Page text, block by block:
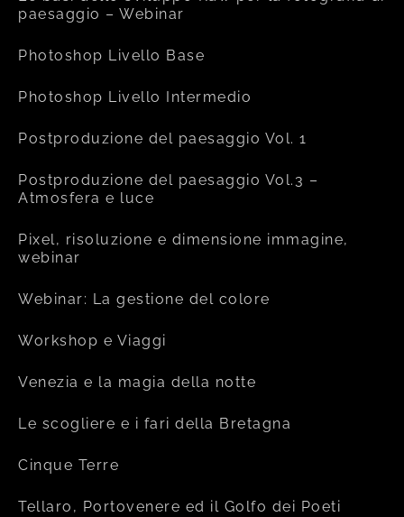
paesaggio – Webinar
Photoshop Livello Base
Photoshop Livello Intermedio
Postproduzione del paesaggio Vol. 1
Postproduzione del paesaggio Vol.3 –
Atmosfera e luce
Pixel, risoluzione e dimensione immagine,
webinar
Webinar: La gestione del colore
Workshop e Viaggi
Venezia e la magia della notte
Le scogliere e i fari della Bretagna
Cinque Terre
Tellaro, Portovenere ed il Golfo dei Poeti